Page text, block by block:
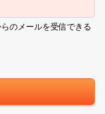
のメールを受信できる